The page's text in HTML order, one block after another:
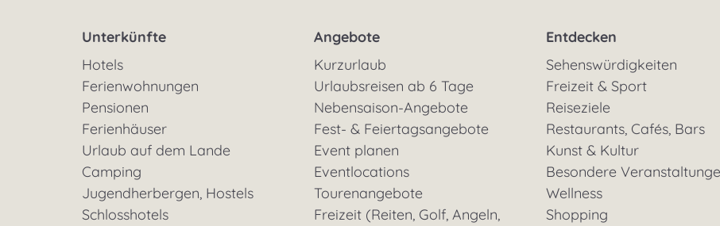
Unterkünfte
Hotels
Ferienwohnungen
Pensionen
Ferienhäuser
Urlaub auf dem Lande
Camping
Jugendherbergen, Hostels
Schlosshotels
Angebote
Kurzurlaub
Urlaubsreisen ab 6 Tage
Nebensaison-Angebote
Fest- & Feiertagsangebote
Event planen
Eventlocations
Tourenangebote
Freizeit (Reiten, Golf, Angeln,
Entdecken
Sehenswürdigkeiten
Freizeit & Sport
Reiseziele
Restaurants, Cafés, Bars
Kunst & Kultur
Besondere
Wellness
Shopping